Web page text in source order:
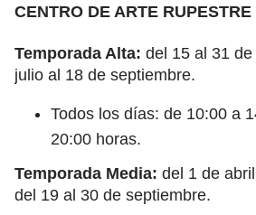
CENTRO DE ARTE RUPESTRE
Temporada Alta: del 15 al 31
julio al 18 de septiembre.
Todos los días: de 10:00 a
20:00 horas.
Temporada Media: del 1 de
del 19 al 30 de septiembre.